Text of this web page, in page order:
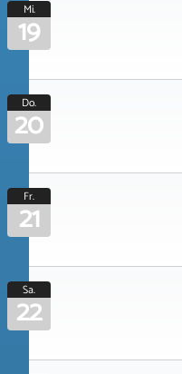
Mi.
19
Do.
20
Fr.
21
Sa.
22